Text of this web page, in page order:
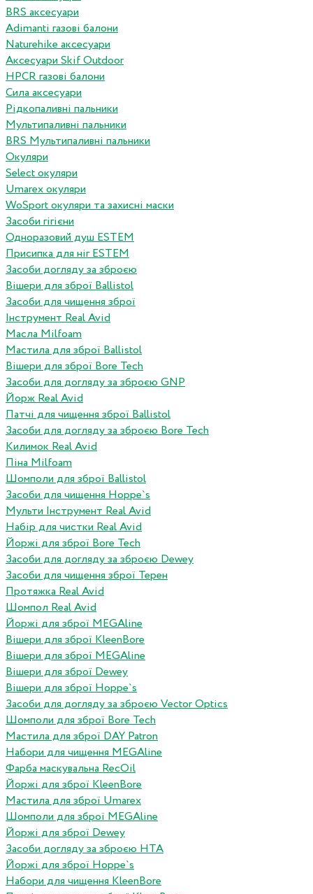
BRS аксесуари
Adimanti газові балони
Naturehike аксесуари
Аксесуари Skif Outdoor
HPCR газові балони
Сила аксесуари
Рідкопаливні пальники
Мультипаливні пальники
BRS Мультипаливні пальники
Окуляри
Select окуляри
Umarex окуляри
WoSport окуляри та захисні маски
Засоби гігієни
Одноразовий душ ESTEM
Присипка для ніг ESTEM
Засоби догляду за зброєю
Вішери для зброї Ballistol
Засоби для чищення зброї
Інструмент Real Avid
Масла Milfoam
Мастила для зброї Ballistol
Вішери для зброї Bore Tech
Засоби для догляду за зброєю GNP
Йорж Real Avid
Патчі для чищення зброї Ballistol
Засоби для догляду за зброєю Bore Tech
Килимок Real Avid
Піна Milfoam
Шомполи для зброї Ballistol
Засоби для чищення Hoppe`s
Мульти Інструмент Real Avid
Набір для чистки Real Avid
Йоржі для зброї Bore Tech
Засоби для догляду за зброєю Dewey
Засоби для чищення зброї Терен
Протяжка Real Avid
Шомпол Real Avid
Йоржі для зброї MEGAline
Вішери для зброї KleenBore
Вішери для зброї MEGAline
Вішери для зброї Dewey
Вішери для зброї Hoppe`s
Засоби для догляду за зброєю Vector Optics
Шомполи для зброї Bore Tech
Мастила для зброї DAY Patron
Набори для чищення MEGAline
Фарба маскувальна RecOil
Йоржі для зброї KleenBore
Мастила для зброї Umarex
Шомполи для зброї MEGAline
Йоржі для зброї Dewey
Засоби догляду за зброєю HTA
Йоржі для зброї Hoppe`s
Набори для чищення KleenBore